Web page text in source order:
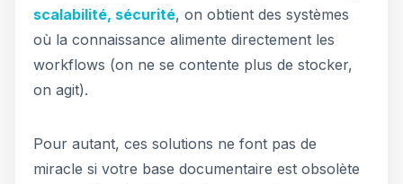
scalabilité, sécurité, on obtient des systèmes
où la connaissance alimente directement les
workflows (on ne se contente plus de stocker,
on agit).
Pour autant, ces solutions ne font pas de
miracle si votre base documentaire est obsolète